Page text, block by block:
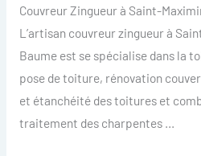
Couvreur Zingueur à Saint-
L’artisan couvreur zingueur à
Baume est se spécialise dans la
pose de toiture, rénovation
et étanchéité des toitures et
traitement des charpentes …